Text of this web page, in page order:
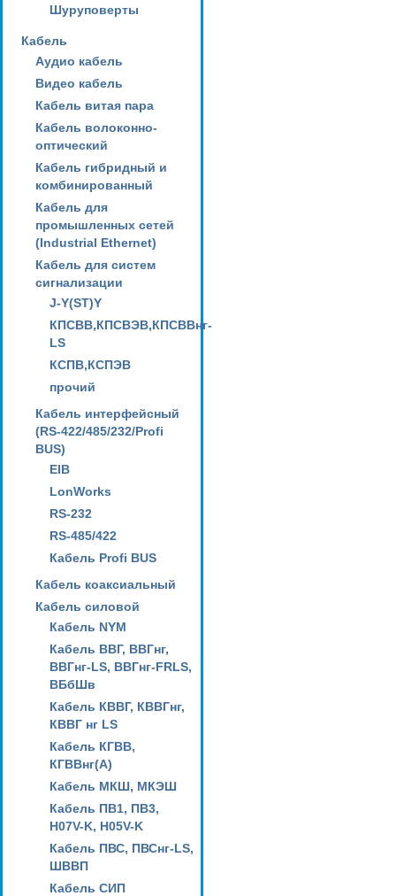
Шуруповерты
Кабель
Аудио кабель
Видео кабель
Кабель витая пара
Кабель волоконно-
оптический
Кабель гибридный и
комбинированный
Кабель для
промышленных сетей
(Industrial Ethernet)
Кабель для систем
сигнализации
J-Y(ST)Y
КПСВВ,КПСВЭВ,КПСВВнг-
LS
КСПВ,КСПЭВ
прочий
Кабель интерфейсный
(RS-422/485/232/Profi
BUS)
EIB
LonWorks
RS-232
RS-485/422
Кабель Profi BUS
Кабель коаксиальный
Кабель силовой
Кабель NYM
Кабель ВВГ, ВВГнг,
ВВГнг-LS, ВВГнг-FRLS,
ВБбШв
Кабель КВВГ, КВВГнг,
КВВГ нг LS
Кабель КГВВ,
КГВВнг(А)
Кабель МКШ, МКЭШ
Кабель ПВ1, ПВ3,
H07V-K, H05V-K
Кабель ПВС, ПВСнг-LS,
ШВВП
Кабель СИП